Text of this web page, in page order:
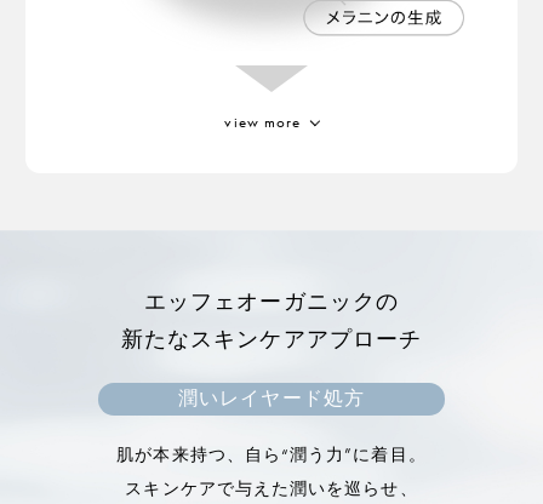
植物性のビタミンC誘導体
がメラニンの生成を抑
シミ・そばかすを防ぎます。
※7 L-アスコルビン酸 2-グルコシド
view more
エッフェオーガニックの
新たなスキンケアアプローチ
潤いレイヤード処方
肌が本来持つ、自ら“潤う力”に着目。
スキンケアで与えた潤いを巡らせ、